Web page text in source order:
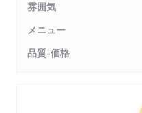
雰囲気
メニュー
品質-価格